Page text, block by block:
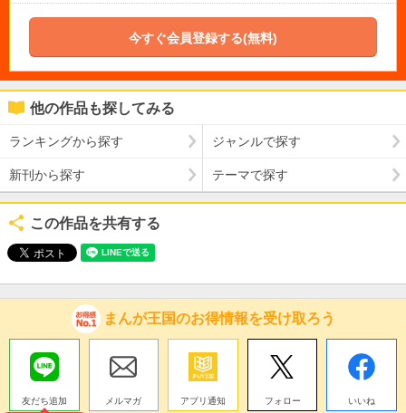
今すぐ会員登録する(無料)
他の作品も探してみる
ランキングから探す ジャンルで探す
新刊から探す テーマで探す
この作品を共有する
まんが王国のお得情報を受け取ろう
友だち追加
メルマガ アプリ通知 フォロー いいね